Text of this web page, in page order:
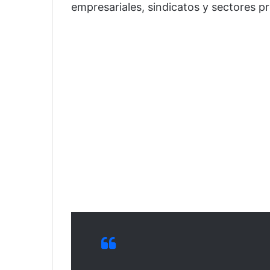
empresariales, sindicatos y sectores